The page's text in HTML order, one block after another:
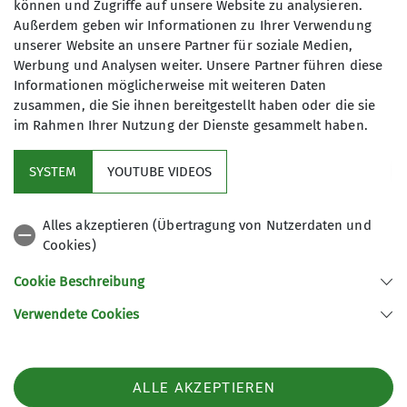
4
77654 Offenburg
Telefon +497819709190
können und Zugriffe auf unsere Website zu analysieren.
Außerdem geben wir Informationen zu Ihrer Verwendung
unserer Website an unsere Partner für soziale Medien,
Werbung und Analysen weiter. Unsere Partner führen diese
Informationen möglicherweise mit weiteren Daten
zusammen, die Sie ihnen bereitgestellt haben oder die sie
im Rahmen Ihrer Nutzung der Dienste gesammelt haben.
SYSTEM YOUTUBE VIDEOS
Alles akzeptieren (Übertragung von Nutzerdaten und
Cookies)
Cookie Beschreibung
Verwendete Cookies
ALLE AKZEPTIEREN